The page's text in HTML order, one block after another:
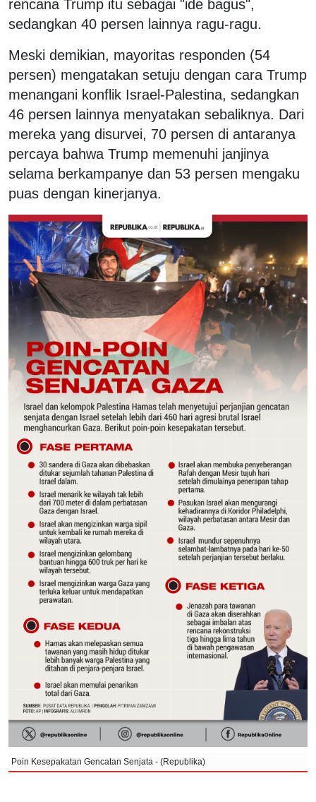
rencana Trump itu sebagai "ide bagus",
sedangkan 40 persen lainnya ragu-ragu.
Meski demikian, mayoritas responden (54
persen) mengatakan setuju dengan cara Trump
menangani konflik Israel-Palestina, sedangkan
46 persen lainnya menyatakan sebaliknya. Dari
mereka yang disurvei, 70 persen di antaranya
percaya bahwa Trump memenuhi janjinya
selama berkampanye dan 53 persen mengaku
puas dengan kinerjanya.
Poin Kesepakatan Gencatan Senjata - (Republika)